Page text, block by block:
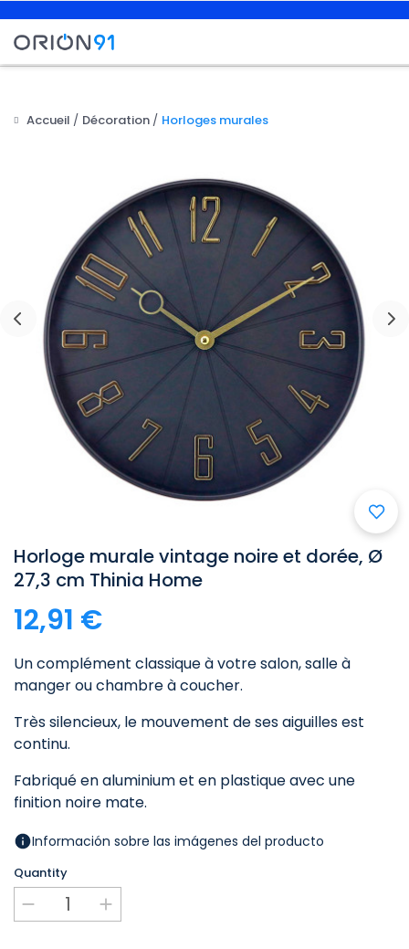
Accueil Décoration Horloges murales
Horloge murale vintage noire et dorée, Ø
27,3 cm Thinia Home
12,91 €
Un complément classique à votre salon, salle à
manger ou chambre à coucher.
Très silencieux, le mouvement de ses aiguilles est
continu.
Fabriqué en aluminium et en plastique avec une
finition noire mate.
Información sobre las imágenes del producto
Quantity